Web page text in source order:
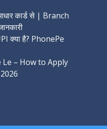
कार्ड से | Branch
क्या है? PhonePe
Le – How to Apply